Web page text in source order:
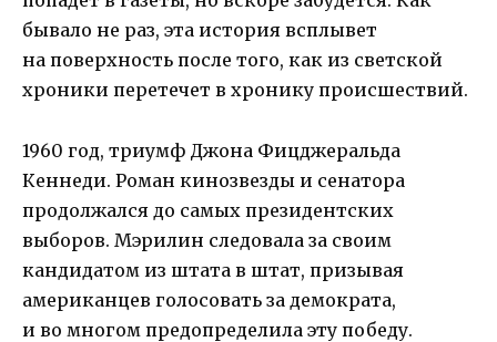
бывало не раз, эта история всплывет
на поверхность после того, как из светской
хроники перетечет в хронику происшествий.
1960 год, триумф Джона Фицджеральда
Кеннеди. Роман кинозвезды и сенатора
продолжался до самых президентских
выборов. Мэрилин следовала за своим
кандидатом из штата в штат, призывая
американцев голосовать за демократа,
и во многом предопределила эту победу.